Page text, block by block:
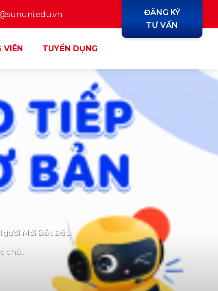
ĐĂNG KÝ
TƯ VẤN
VIÊN TUYỂN DỤNG
Mới Bắt Đầu
chủ...